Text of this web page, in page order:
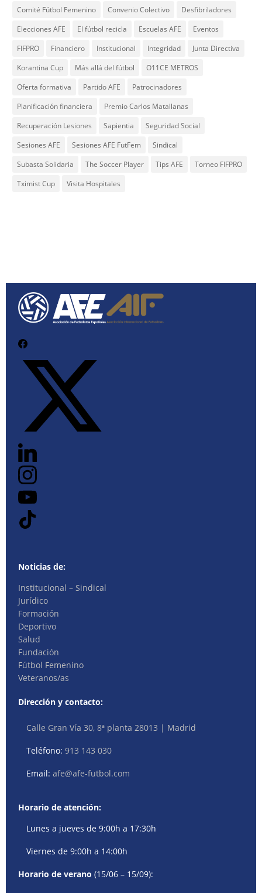
Comité Fútbol Femenino
Convenio Colectivo
Desfibriladores
Elecciones AFE
El fútbol recicla Escuelas AFE
Eventos
FIFPRO
Financiero Institucional Integridad
Junta Directiva
Korantina Cup
Más allá del fútbol
O11CE METROS
Oferta formativa
Partido AFE
Patrocinadores
Planificación financiera
Premio Carlos Matallanas
Recuperación Lesiones
Sapientia
Seguridad Social
Sesiones AFE
Sesiones AFE FutFem
Sindical
Subasta Solidaria
The Soccer Player Tips AFE
Torneo FIFPRO
Tximist Cup
Visita Hospitales
Noticias de:
Institucional – Sindical
Jurídico
Formación
Deportivo
Salud
Fundación
Fútbol Femenino
Veteranos/as
Dirección y contacto:
Calle Gran Vía 30, 8ª planta 28013 | Madrid
Teléfono:913 143 030
Email:afe@afe-futbol.com
Horario de atención:
Lunes a jueves de 9:00h a 17:30h
Viernes de 9:00h a 14:00h
Horario de verano (15/06 – 15/09):